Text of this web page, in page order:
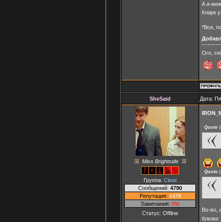
А я
Кларк
*Все,
Ого,
SheSaid Дата:
Miss Brightside
Группа: Свои
Сообщений: 4790
Репутация: 1478
Замечания: 0%
Статус: Offline
Quote (
Quote (
Во-во,
близко